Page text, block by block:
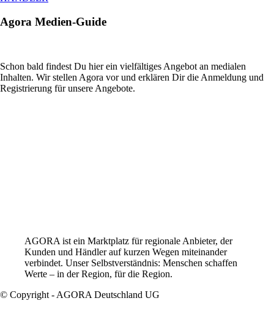
Agora Medien-Guide
Schon bald findest Du hier ein vielfältiges Angebot an medialen
Inhalten. Wir stellen Agora vor und erklären Dir die Anmeldung und
Registrierung für unsere Angebote.
AGORA ist ein Marktplatz für regionale Anbieter, der
Kunden und Händler auf kurzen Wegen miteinander
verbindet. Unser Selbstverständnis: Menschen schaffen
Werte – in der Region, für die Region.
© Copyright - AGORA Deutschland UG